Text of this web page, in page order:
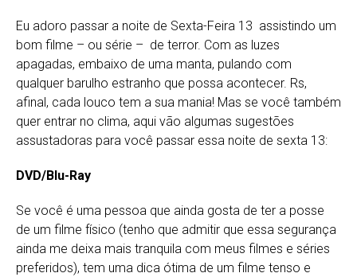
Eu adoro passar a noite de Sexta-Feira 13 assistindo um
bom filme – ou série – de terror. Com as luzes
apagadas, embaixo de uma manta, pulando com
qualquer barulho estranho que possa acontecer. Rs,
afinal, cada louco tem a sua mania! Mas se você também
quer entrar no clima, aqui vão algumas sugestões
assustadoras para você passar essa noite de sexta 13:
DVD/Blu-Ray
Se você é uma pessoa que ainda gosta de ter a posse
de um filme físico (tenho que admitir que essa segurança
ainda me deixa mais tranquila com meus filmes e séries
preferidos), tem uma dica ótima de um filme tenso e